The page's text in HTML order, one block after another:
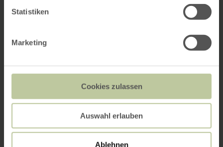
Statistiken
Marketing
Cookies zulassen
Auswahl erlauben
Ablehnen